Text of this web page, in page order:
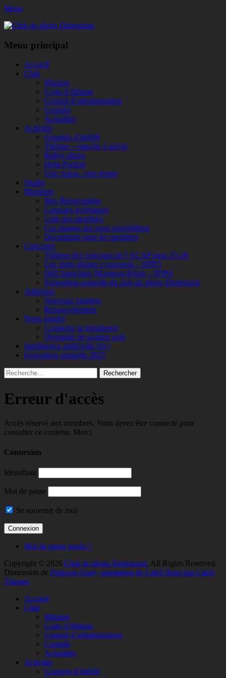
Menu
Club de photo Dimension
Menu principal
Aller
Accueil
Club
Mission
Code d’éthique
Conseil d’administration
Comités
Actualités
Activités
Groupes d’intérêt
Thèmes – marche à suivre
Rallye photo
Help-Portrait
Une vision, cinq temps
Studio
Membres
Mes Réservations
Capsules techniques
Liste des membres
Ces images qui nous ressemblent
Documents pour les membres
Concours
Thèmes des concours de l’ACAP pour 25-26
Les clubs photos s’exposent – SPPQ
Défi Interclubs Mongeon-Pépin – SPPQ
Exposition annuelle du club de photo Dimension
Adhésion
Nouveau membre
Renouvellement
Nous joindre
Contacter la présidence
Demande de soutien web
Intelligence artificielle (IA)
Exposition annuelle 2025
Recherche
Rechercher :
Erreur d'accès
Accès réservé aux membres. Vous devez être connecté pour
consulter ce contenu. Merci
Connexion
Identifiant
Mot de passe
Se souvenir de moi
Mot de passe perdu ?
Copyright © 2026 Club de photo Dimension. All Rights Reserved.
Dimension de François Guay, adaptation de Catch Base par Catch
Themes
remonterAccueil
Club
Mission
Code d’éthique
Conseil d’administration
Comités
Actualités
Activités
Groupes d’intérêt